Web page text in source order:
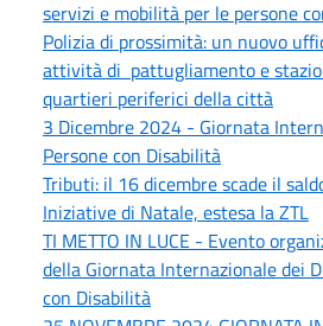
servizi e mobilità per le persone
Polizia di prossimità: un nuovo
attività di pattugliamento e
quartieri periferici della città
3 Dicembre 2024 - Giornata
Persone con Disabilità
Tributi: il 16 dicembre scade il
Iniziative di Natale, estesa la ZTL
TI METTO IN LUCE - Evento
della Giornata Internazionale dei
con Disabilità